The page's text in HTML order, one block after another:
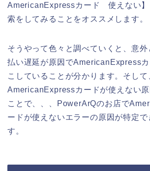
AmericanExpressカード 使えない】
索をしてみることをオススメします。
そうやって色々と調べていくと、意外
払い遅延が原因でAmericanExpress
こしていることが分かります。そして
AmericanExpressカードが使えない原
ことで、、、PowerArQのお店で
ードが使えないエラーの原因が特定で
す。